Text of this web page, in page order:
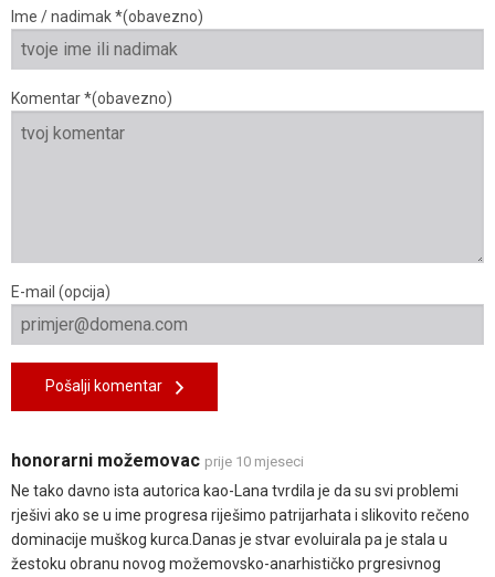
Ime / nadimak *(obavezno)
Komentar *(obavezno)
E-mail (opcija)
Pošalji komentar
honorarni možemovac prije 10 mjeseci
Ne tako davno ista autorica kao-Lana tvrdila je da su svi problemi
rješivi ako se u ime progresa riješimo patrijarhata i slikovito rečeno
dominacije muškog kurca.Danas je stvar evoluirala pa je stala u
žestoku obranu novog možemovsko-anarhističko prgresivnog